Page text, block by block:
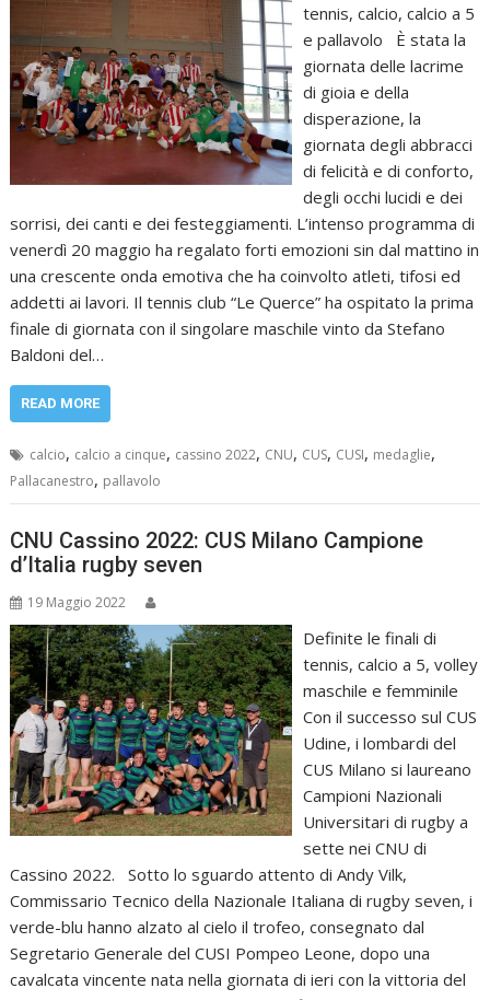
tennis, calcio, calcio a 5
e pallavolo È stata la
giornata delle lacrime
di gioia e della
disperazione, la
giornata degli abbracci
di felicità e di conforto,
degli occhi lucidi e dei
sorrisi, dei canti e dei festeggiamenti. L’intenso programma di
venerdì 20 maggio ha regalato forti emozioni sin dal mattino in
una crescente onda emotiva che ha coinvolto atleti, tifosi ed
addetti ai lavori. Il tennis club “Le Querce” ha ospitato la prima
finale di giornata con il singolare maschile vinto da Stefano
Baldoni del…
READ MORE
calcio, calcio a cinque, cassino 2022, CNU, CUS, CUSI, medaglie,
Pallacanestro, pallavolo
CNU Cassino 2022: CUS Milano Campione
d’Italia rugby seven
19 Maggio 2022
Definite le finali di
tennis, calcio a 5, volley
maschile e femminile
Con il successo sul CUS
Udine, i lombardi del
CUS Milano si laureano
Campioni Nazionali
Universitari di rugby a
sette nei CNU di
Cassino 2022. Sotto lo sguardo attento di Andy Vilk,
Commissario Tecnico della Nazionale Italiana di rugby seven, i
verde-blu hanno alzato al cielo il trofeo, consegnato dal
Segretario Generale del CUSI Pompeo Leone, dopo una
cavalcata vincente nata nella giornata di ieri con la vittoria del